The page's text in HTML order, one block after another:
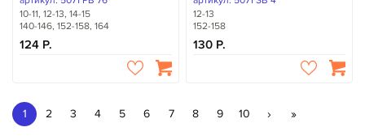
10-11, 12-13, 14-15
140-146, 152-158, 164
124
12-13
152-158
130
1 2 3 4 5 6 7 8 9 10 › »